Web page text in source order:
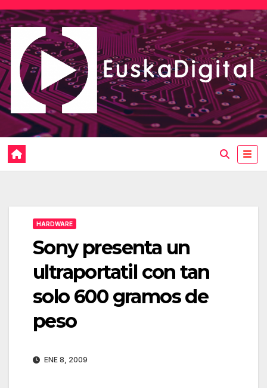
Saltar
al
contenido
HARDWARE
Sony presenta un
ultraportatil con tan
solo 600 gramos de
peso
ENE 8, 2009